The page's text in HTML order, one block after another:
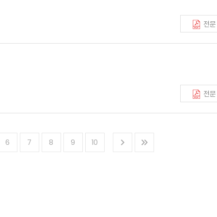
전문
전문
6 7 8 9 10